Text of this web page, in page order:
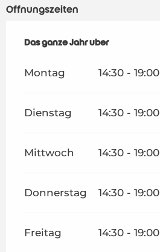
Öffnungszeiten
Das ganze Jahr über
Das ganze Jahr über
Montag 14:30 - 19:00
Dienstag 14:30 - 19:00
Mittwoch 14:30 - 19:00
Donnerstag 14:30 - 19:00
Freitag 14:30 - 19:00